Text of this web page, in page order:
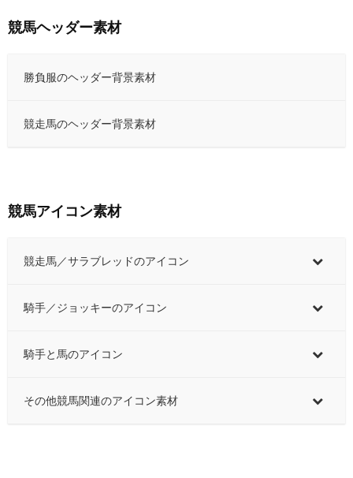
競馬ヘッダー素材
勝負服のヘッダー背景素材
競走馬のヘッダー背景素材
競馬アイコン素材
競走馬／サラブレッドのアイコン
騎手／ジョッキーのアイコン
騎手と馬のアイコン
その他競馬関連のアイコン素材